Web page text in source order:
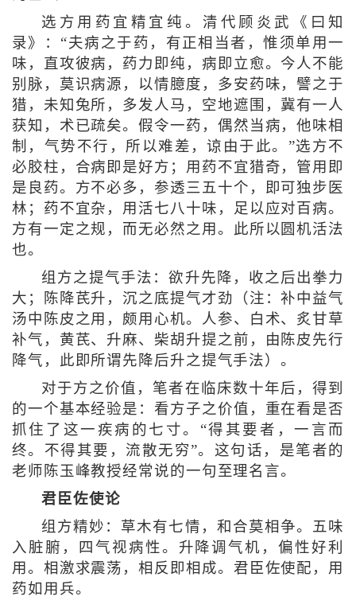
选方用药宜精宜纯。清代顾炎武《曰知
录》：“夫病之于药，有正相当者，惟须单用一
味，直攻彼病，药力即纯，病即立愈。今人不能
别脉，莫识病源，以情臆度，多安药味，譬之于
猎，未知兔所，多发人马，空地遮围，冀有一人
获知，术已疏矣。假令一药，偶然当病，他味相
制，气势不行，所以难差，谅由于此。”选方不
必胶柱，合病即是好方；用药不宜猎奇，管用即
是良药。方不必多，参透三五十个，即可独步医
林；药不宜杂，用活七八十味，足以应对百病。
方有一定之规，而无必然之用。此所以圆机活法
也。
组方之提气手法：欲升先降，收之后出拳力
大；陈降芪升，沉之底提气才劲（注：补中益气
汤中陈皮之用，颇用心机。人参、白术、炙甘草
补气，黄芪、升麻、柴胡升提之前，由陈皮先行
降气，此即所谓先降后升之提气手法）。
对于方之价值，笔者在临床数十年后，得到
的一个基本经验是：看方子之价值，重在看是否
抓住了这一疾病的七寸。“得其要者，一言而
终。不得其要，流散无穷”。这句话，是笔者的
老师陈玉峰教授经常说的一句至理名言。
君臣佐使论
组方精妙：草木有七情，和合莫相争。五味
入脏腑，四气视病性。升降调气机，偏性好利
用。相激求震荡，相反即相成。君臣佐使配，用
药如用兵。